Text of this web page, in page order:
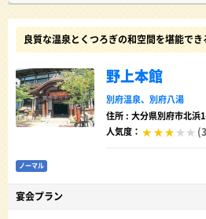
良質な温泉とくつろぎの和空間を堪能でき
野上本館
別府温泉、 別府八湯
住所 : 大分県別府市北浜
人気度：
ノーマル
宴会プラン